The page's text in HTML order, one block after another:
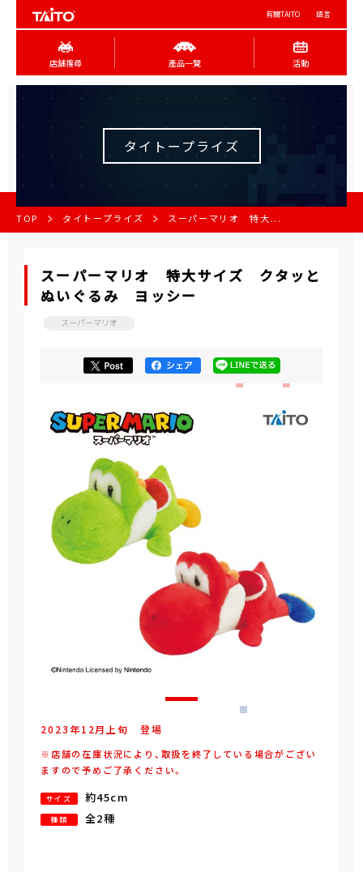
有關TAITO 語言
店舖搜尋 產品一覽 活動
タイトープライズ
TOP タイトープライズ スーパーマリオ 特大...
スーパーマリオ 特大サイズ クタッと
ぬいぐるみ ヨッシー
スーパーマリオ
2023年12月 上旬 登場
※店舗の在庫状況により、取扱を終了している場合がござい
ますので予めご了承ください。
サイズ 約45cm
種類 全2種